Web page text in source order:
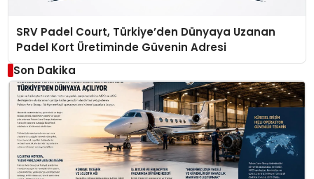
SRV Padel Court, Türkiye’den Dünyaya Uzanan
Padel Kort Üretiminde Güvenin Adresi
Son Dakika